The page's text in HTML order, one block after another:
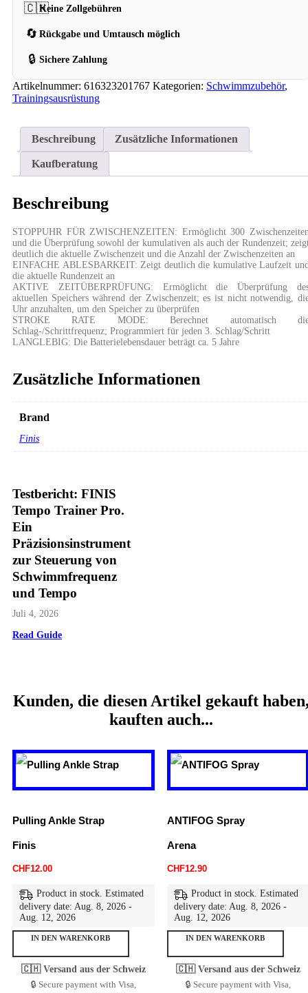
🇨🇭Keine Zollgebühren
🔄 Rückgabe und Umtausch möglich
🔒 Sichere Zahlung
Artikelnummer: 616323201767 Kategorien: Schwimmzubehör,
Trainingsausrüstung
Beschreibung Zusätzliche Informationen
Kaufberatung
Beschreibung
STOPPUHR FÜR ZWISCHENZEITEN: Ermöglicht 300
und die Überprüfung sowohl der kumulativen als auch der Rundenzeit;
deutlich die aktuelle Zwischenzeit und die Anzahl der Zwischenzeiten an
EINFACHE ABLESBARKEIT: Zeigt deutlich die kumulative Laufzeit
die aktuelle Rundenzeit an
AKTIVE ZEITÜBERPRÜFUNG: Ermöglicht die Überprüfung
aktuellen Speichers während der Zwischenzeit; es ist nicht notwendig,
Uhr anzuhalten, um den Speicher zu überprüfen
STROKE RATE MODE: Berechnet automatisch
Schlag-/Schrittfrequenz; Programmiert für jeden 3. Schlag/Schritt
LANGLEBIG: Die Batterielebensdauer beträgt ca. 5 Jahre
Zusätzliche Informationen
Brand
Finis
Testbericht: FINIS
Tempo Trainer Pro.
Ein
Präzisionsinstrument
zur Steuerung von
Schwimmfrequenz
und Tempo
Juli 4, 2026
Read Guide
Kunden, die diesen Artikel gekauft
kauften auch...
Pulling Ankle Strap
Finis
CHF12.00
Product in stock. Estimated
delivery date: Aug. 8, 2026 -
Aug. 12, 2026
IN DEN WARENKORB
🇨🇭 Versand aus der Schweiz
🔒 Secure payment with Visa,
ANTIFOG Spray
Arena
CHF12.90
Product in stock. Estimated
delivery date: Aug. 8, 2026 -
Aug. 12, 2026
IN DEN WARENKORB
🇨🇭 Versand aus der Schweiz
🔒 Secure payment with Visa,